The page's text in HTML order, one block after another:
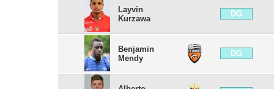
Layvin
Kurzawa
DG
Benjamin
Mendy
DG